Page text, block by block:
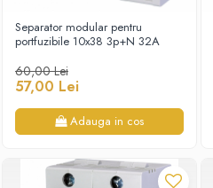
Separator modular pentru
portfuzibile 10x38 3p+N 32A
60,00 Lei
57,00 Lei
Adauga in cos